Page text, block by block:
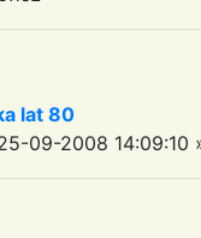
lat 80
09-2008 14:09:10